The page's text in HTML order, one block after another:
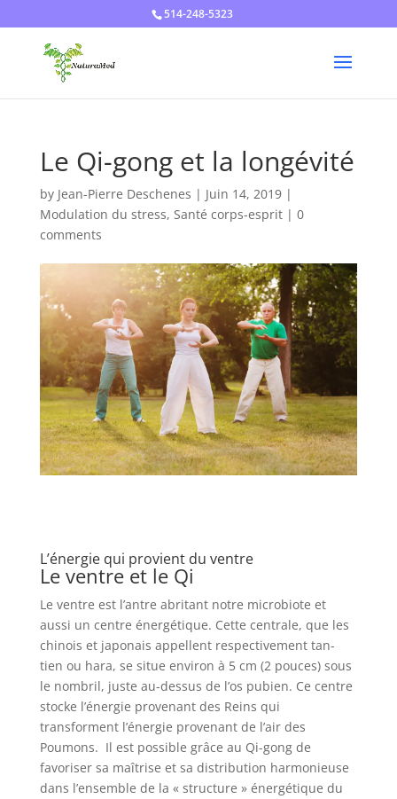
514-248-5323
Le Qi-gong et la longévité
by Jean-Pierre Deschenes | Juin 14, 2019|
Modulation du stress, Santé corps-esprit| 0
comments
L’énergie qui provient du ventre
Le ventre et le Qi
Le ventre est l’antre abritant notre microbiote et
aussi un centre énergétique. Cette centrale, que les
chinois et japonais appellent respectivement tan-
tien ou hara, se situe environ à 5 cm (2 pouces) sous
le nombril, juste au-dessus de l’os pubien. Ce centre
stocke l’énergie provenant des Reins qui
transforment l’énergie provenant de l’air des
Poumons. Il est possible grâce au Qi-gong de
favoriser sa maîtrise et sa distribution harmonieuse
dans l’ensemble de la « structure » énergétique du